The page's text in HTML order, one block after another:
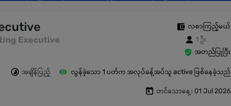
Executive
လစာကြည့်မယ်
1 ဦး
အတည်ပြုပြီး
အချိန်ပြည့် လွန်ခဲ့သော 1 ပတ်က အလုပ်ခန့်အပ်သူ active ဖြစ်နေခဲ့သည်
တင်သောနေ့: 01 Jul 2026